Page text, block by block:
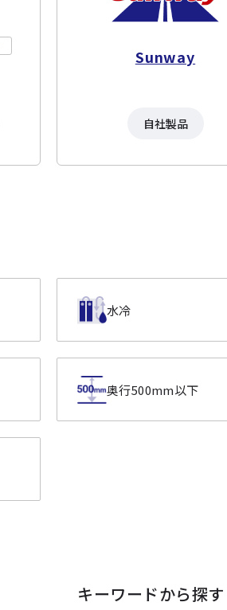
Sunway
自社製品
水冷
奥行500mm以下
キーワードから探す